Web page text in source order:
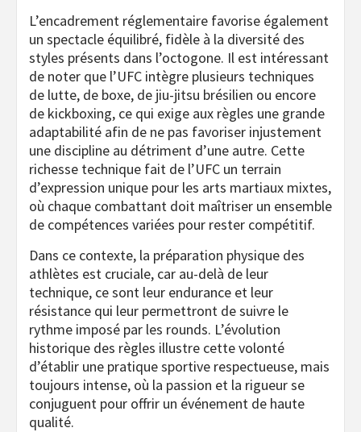
L’encadrement réglementaire favorise également
un spectacle équilibré, fidèle à la diversité des
styles présents dans l’octogone. Il est intéressant
de noter que l’UFC intègre plusieurs techniques
de lutte, de boxe, de jiu-jitsu brésilien ou encore
de kickboxing, ce qui exige aux règles une grande
adaptabilité afin de ne pas favoriser injustement
une discipline au détriment d’une autre. Cette
richesse technique fait de l’UFC un terrain
d’expression unique pour les arts martiaux mixtes,
où chaque combattant doit maîtriser un ensemble
de compétences variées pour rester compétitif.
Dans ce contexte, la préparation physique des
athlètes est cruciale, car au-delà de leur
technique, ce sont leur endurance et leur
résistance qui leur permettront de suivre le
rythme imposé par les rounds. L’évolution
historique des règles illustre cette volonté
d’établir une pratique sportive respectueuse, mais
toujours intense, où la passion et la rigueur se
conjuguent pour offrir un événement de haute
qualité.